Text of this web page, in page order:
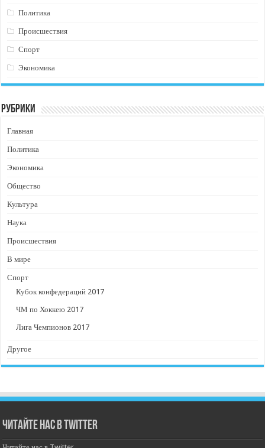
Политика
Происшествия
Спорт
Экономика
Рубрики
Главная
Политика
Экономика
Общество
Культура
Наука
Происшествия
В мире
Спорт
Кубок конфедераций 2017
ЧМ по Хоккею 2017
Лига Чемпионов 2017
Другое
Читайте нас в Twitter